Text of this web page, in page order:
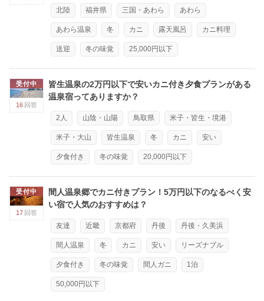
北陸 福井県 三国・あわら あわら
あわら温泉 冬 カニ 露天風呂 カニ料理
送迎 冬の味覚 25,000円以下
受付中
16 回答
皆生温泉の2万円以下で安いカニ付き夕食プランがある
温泉宿ってありますか？
2人 山陰・山陽 鳥取県 米子・皆生・境港
米子・大山 皆生温泉 冬 カニ 安い
夕食付き 冬の味覚 20,000円以下
受付中
17 回答
間人温泉郷でカニ付きプラン！5万円以下のなるべく安
い宿で人気のおすすめは？
友達 近畿 京都府 丹後 丹後・久美浜
間人温泉 冬 カニ 安い リーズナブル
夕食付き 冬の味覚 間人ガニ 1泊
50,000円以下